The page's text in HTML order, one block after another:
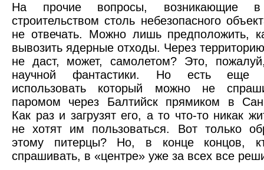
На прочие вопросы, возникающие
строительством столь небезопасного
не отвечать. Можно лишь предположить,
вывозить ядерные отходы. Через
не даст, может, самолетом? Это,
научной фантастики. Но есть еще
использовать который можно не
паромом через Балтийск прямиком в
Как раз и загрузят его, а то что-то никак
не хотят им пользоваться. Вот только
этому питерцы? Но, в конце концов,
спрашивать, в «центре» уже за всех все